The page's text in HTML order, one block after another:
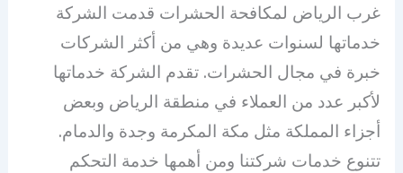
غرب الرياض لمكافحة الحشرات قدمت الشركة
خدماتها لسنوات عديدة وهي من أكثر الشركات
خبرة في مجال الحشرات. تقدم الشركة خدماتها
لأكبر عدد من العملاء في منطقة الرياض وبعض
أجزاء المملكة مثل مكة المكرمة وجدة والدمام.
تتنوع خدمات شركتنا ومن أهمها خدمة التحكم